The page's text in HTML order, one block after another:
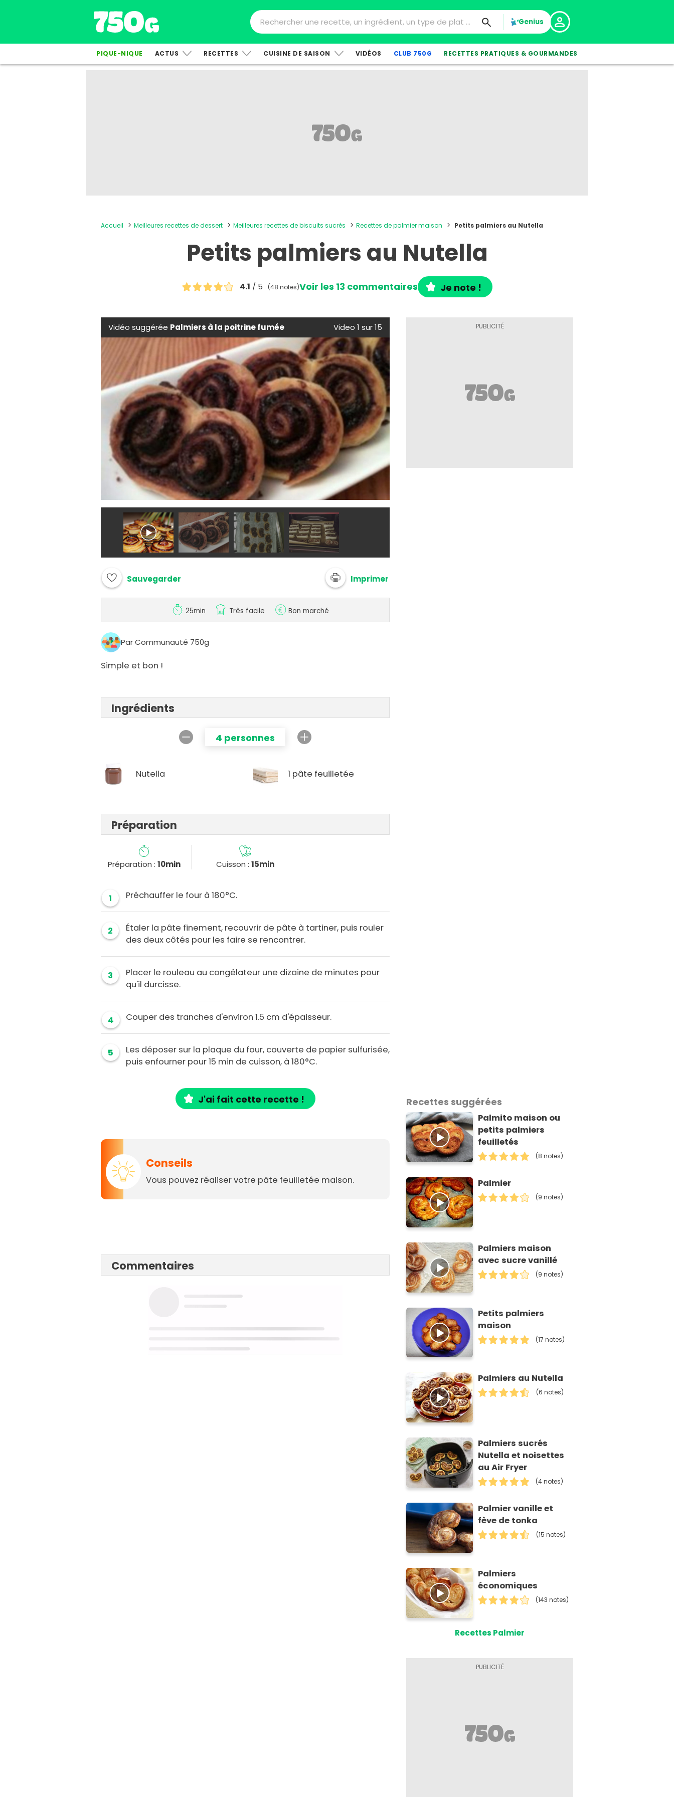
Genius
PIQUE-NIQUE ACTUS RECETTES CUISINE DE SAISON VIDÉOS CLUB 750G RECETTES PRATIQUES & GOURMANDES
Accueil Meilleures recettes de dessert Meilleures recettes de biscuits sucrés Recettes de palmier maison Petits palmiers au Nutella
Petits palmiers au Nutella
4.1 / 5 (48 notes)Voir les 13 commentaires Je note !
Vidéo suggérée Palmiers à la poitrine fumée Video 1 sur 15
Sauvegarder Imprimer
25min Très facile Bon marché
Par Communauté 750g
Simple et bon !
Ingrédients
4 personnes
Nutella 1 pâte feuilletée
Préparation
Préparation : 10min Cuisson :15min
1 Préchauffer le four à 180°C.
2
Étaler la pâte finement, recouvrir de pâte à tartiner, puis rouler
des deux côtés pour les faire se rencontrer.
3
Placer le rouleau au congélateur une dizaine de minutes pour
qu'il durcisse.
4 Couper des tranches d'environ 1.5 cm d'épaisseur.
5
Les déposer sur la plaque du four, couverte de papier sulfurisée,
puis enfourner pour 15 min de cuisson, à 180°C.
J'ai fait cette recette !
Conseils
Vous pouvez réaliser votre pâte feuilletée maison.
Commentaires
Recettes suggérées
Palmito maison ou
petits palmiers
feuilletés
(8 notes)
Palmier
(9 notes)
Palmiers maison
avec sucre vanillé
(9 notes)
Petits palmiers
maison
(17 notes)
Palmiers au Nutella
(6 notes)
Palmiers sucrés
Nutella et noisettes
au Air Fryer
(4 notes)
Palmier vanille et
fève de tonka
(15 notes)
Palmiers
économiques
(143 notes)
Recettes Palmier